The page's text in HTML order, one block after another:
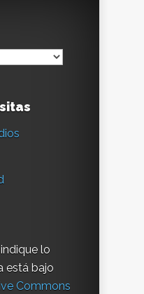
lo
está bajo
Commons